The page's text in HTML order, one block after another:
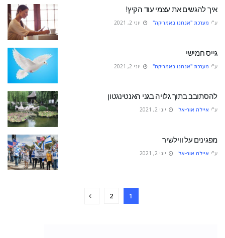
איך להגשים את עצמי עוד הקיץ!
ע"י מערכת "אנחנו באמריקה" יוני 2, 2021
גייס חמישי
ע"י מערכת "אנחנו באמריקה" יוני 2, 2021
להסתובב בתוך גלויה בגני האנטינגטון
ע"י איילה אור-אל יוני 2, 2021
מפגינים על ווילשיר
ע"י איילה אור-אל יוני 2, 2021
1
2